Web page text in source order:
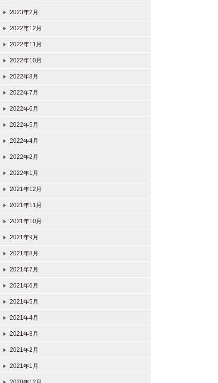
2023年2月
2022年12月
2022年11月
2022年10月
2022年8月
2022年7月
2022年6月
2022年5月
2022年4月
2022年2月
2022年1月
2021年12月
2021年11月
2021年10月
2021年9月
2021年8月
2021年7月
2021年6月
2021年5月
2021年4月
2021年3月
2021年2月
2021年1月